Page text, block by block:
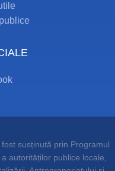
susținută prin Programul
autorităților publice locale,